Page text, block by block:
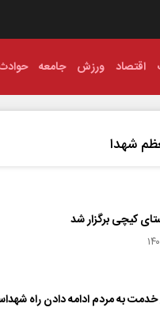
اقتصاد ورزش جامعه
شهدا
کیچی برگزار شد
خدمت به مردم ادامه دادن راه